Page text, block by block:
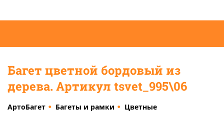
Багет цветной бордовый из
дерева. Артикул tsvet_995\06
АртоБагет Багеты и рамки Цветные